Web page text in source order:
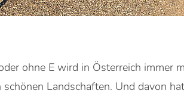
ohne E wird in Österreich immer
Landschaften. Und davon